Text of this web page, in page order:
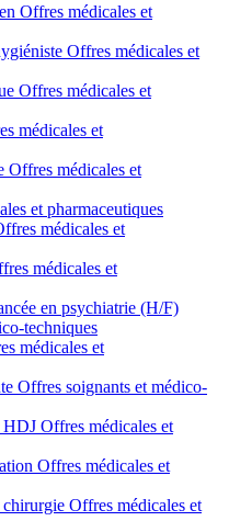
Offres médicales et
Offres médicales et
Offres médicales et
médicales et
Offres médicales et
et pharmaceutiques
médicales et
médicales et
en psychiatrie (H/F)
techniques
médicales et
Offres soignants et médico-
HDJ Offres médicales et
Offres médicales et
chirurgie Offres médicales et